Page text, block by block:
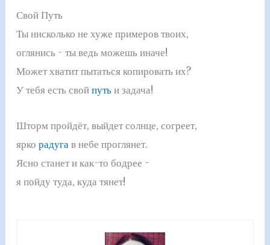
Свой Путь
Ты нисколько не хуже примеров твоих,
оглянись - ты ведь можешь иначе!
Может хватит пытаться копировать их?
У тебя есть свойпутьи задача!
Шторм пройдёт, выйдет солнце, согреет,
ярко радугав небе проглянет.
Ясно станет и как-то бодрее -
я пойду туда, куда тянет!